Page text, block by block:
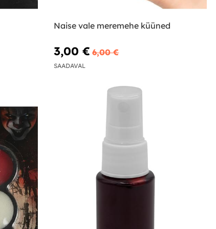
Naise vale meremehe küüned
3,00 € 6,00 €
SAADAVAL